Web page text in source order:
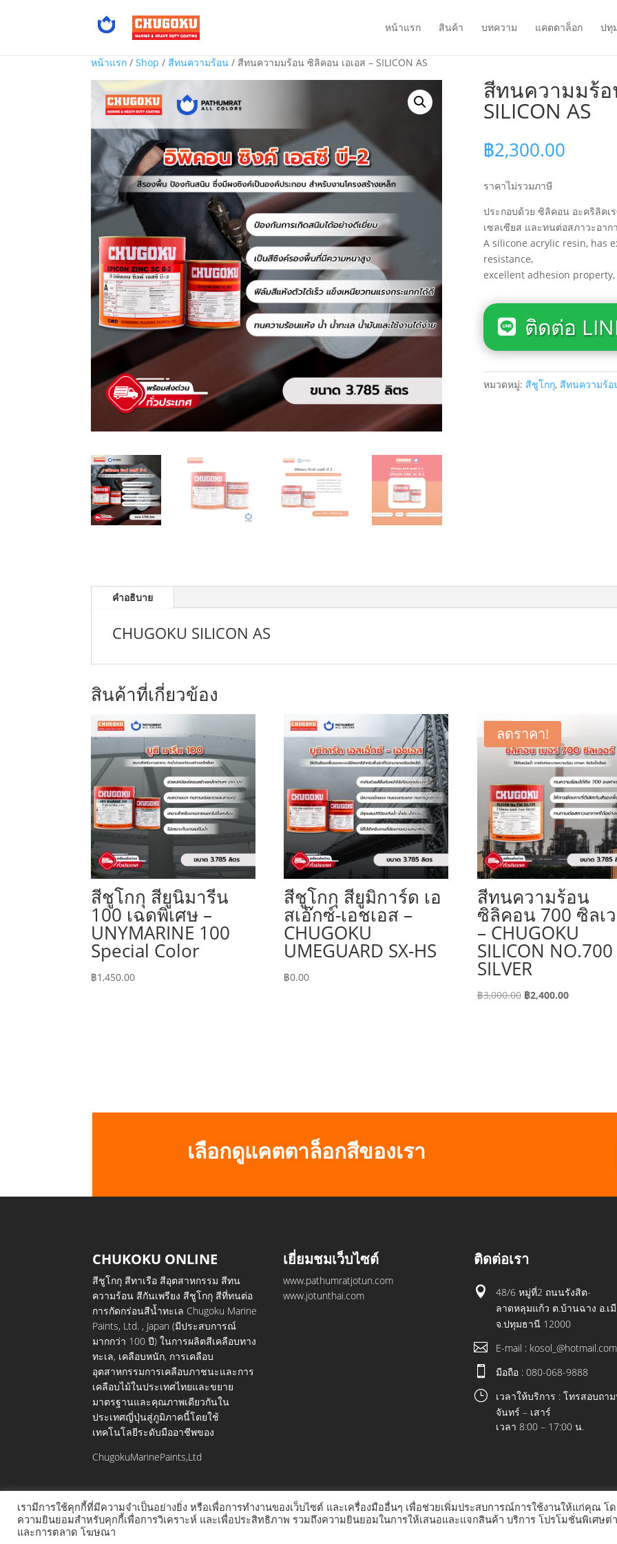
หน้าแรก สินค้า บทความ แคตตาล็อก ปทุ
หน้าแรก / Shop / สีทนความร้อน / สีทนความมร้อน ซิลิคอน เอเอส – SILICON AS
สีทนความมร้อ
SILICON AS
฿2,300.00
ราคาไม่รวมภาษี
ประกอบด้วย ซิลิคอน อะคริลิค
เซลเซียส และทนต่อสภาวะอาก
A silicone acrylic resin, has
resistance,
excellent adhesion
ติดต่อ
หมวดหมู่: สีชูโกกุ, สีทนความร้อ
คำอธิบาย
CHUGOKU SILICON AS
สินค้าที่เกี่ยวข้อง
สีชูโกกุ สียูนิมารีน
100 เฉดพิเศษ –
UNYMARINE 100
Special Color
฿1,450.00
สีชูโกกุ สียูมิการ์ด เอ
สเอ๊กซ์-เอชเอส –
CHUGOKU
UMEGUARD SX-HS
฿0.00
ลดราคา!
สีทนความร้อน
ซิลิคอน 700 ซิลเ
– CHUGOKU
SILICON NO.700
SILVER
฿3,000.00 Original
฿2,400.00Current
เลือกดูแคตตาล็อกสีของเรา
CHUKOKU ONLINE
สีชูโกกุ สีทาเรือ สีอุตสาหกรรม สีทน
ความร้อน สีกันเพรียง สีชูโกกุ สีที่ทนต่อ
การกัดกร่อนสีน้ำทะเล Chugoku Marine
Paints, Ltd. , Japan (มีประสบการณ์
มากกว่า 100 ปี) ในการผลิตสีเคลือบทาง
ทะเล, เคลือบหนัก, การเคลือบ
อุตสาหกรรมการเคลือบภาชนะและการ
เคลือบไม้ในประเทศไทยและขยาย
มาตรฐานและคุณภาพเดียวกันใน
ประเทศญี่ปุ่นสู่ภูมิภาคนี้โดยใช้
เทคโนโลยีระดับมืออาชีพของ
ChugokuMarinePaints,Ltd
เยี่ยมชมเว็บไซต์
www.pathumratjotun.com
www.jotunthai.com
ติดต่อเรา

48/6 หมู่ที่2 ถนนรังสิต-
ลาดหลุมแก้ว ต.บ้านฉาง อ.เ
จ.ปทุมธานี 12000
 E-mail : kosol_@hotmail.com
 มือถือ : 080-068-9888
}
เวลาให้บริการ : โทรสอบถา
จันทร์ – เสาร์
เวลา 8:00 – 17:00 น.
© COPYRIGHT 2021 ALL RIGHTS RESERVED
เรามีการใช้คุกกี้ที่มีความจำเป็นอย่างยิ่ง หรือเพื่อการทำงานของเว็บไซต์ และเครื่องมืออื่นๆ เพื่อช่วยเพิ่มประสบการณ์การใช้งานให้แก่คุณ โ
ความยินยอมสำหรับคุกกี้เพื่อการวิเคราะห์ และเพื่อประสิทธิภาพ รวมถึงความยินยอมในการให้เสนอและแจกสินค้า บริการ โปรโมชั่นพิเศษต่
และการตลาด โฆษณา